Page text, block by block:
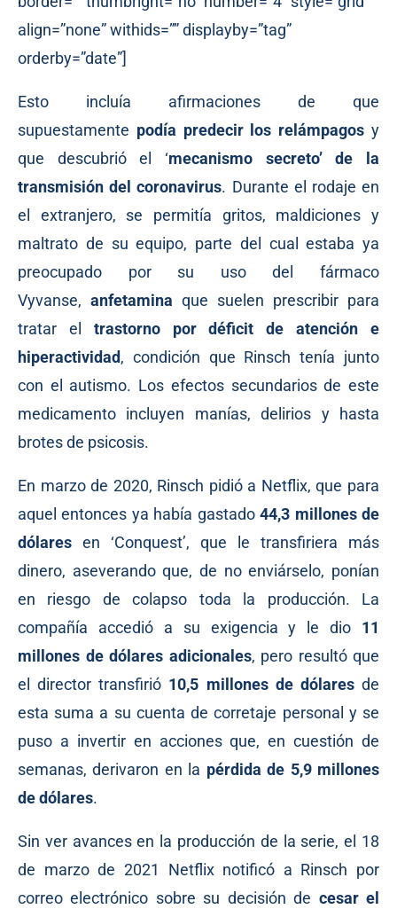
align=”none” withids=”” displayby=”tag”
orderby=”date”]
Esto incluía afirmaciones de que
supuestamente podía predecir los relámpagos y
que descubrió el ‘mecanismo secreto’ de la
transmisión del coronavirus. Durante el rodaje en
el extranjero, se permitía gritos, maldiciones y
maltrato de su equipo, parte del cual estaba ya
preocupado por su uso del fármaco
Vyvanse, anfetamina que suelen prescribir para
tratar el trastorno por déficit de atención e
hiperactividad, condición que Rinsch tenía junto
con el autismo. Los efectos secundarios de este
medicamento incluyen manías, delirios y hasta
brotes de psicosis.
En marzo de 2020, Rinsch pidió a Netflix, que para
aquel entonces ya había gastado44,3 millones de
dólares en ‘Conquest’, que le transfiriera más
dinero, aseverando que, de no enviárselo, ponían
en riesgo de colapso toda la producción. La
compañía accedió a su exigencia y le dio 11
millones de dólares adicionales, pero resultó que
el director transfirió 10,5 millones de dólaresde
esta suma a su cuenta de corretaje personal y se
puso a invertir en acciones que, en cuestión de
semanas, derivaron en la pérdida de 5,9 millones
de dólares.
Sin ver avances en la producción de la serie, el 18
de marzo de 2021 Netflix notificó a Rinsch por
correo electrónico sobre su decisión de cesar el